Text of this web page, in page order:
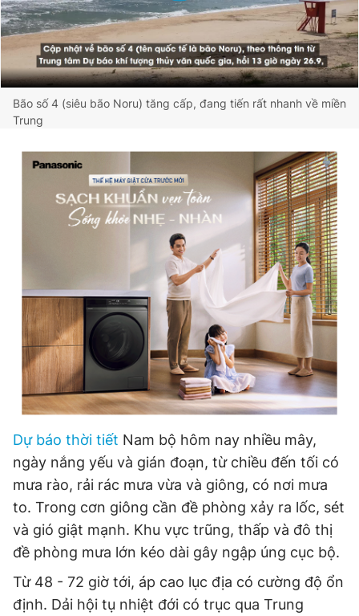
Bão số 4 (siêu bão Noru) tăng cấp, đang tiến rất nhanh về miền
Trung
Dự báo thời tiết Nam bộ hôm nay nhiều mây,
ngày nắng yếu và gián đoạn, từ chiều đến tối có
mưa rào, rải rác mưa vừa và giông, có nơi mưa
to. Trong cơn giông cần đề phòng xảy ra lốc, sét
và gió giật mạnh. Khu vực trũng, thấp và đô thị
đề phòng mưa lớn kéo dài gây ngập úng cục bộ.
Từ 48 - 72 giờ tới, áp cao lục địa có cường độ ổn
định. Dải hội tụ nhiệt đới có trục qua Trung